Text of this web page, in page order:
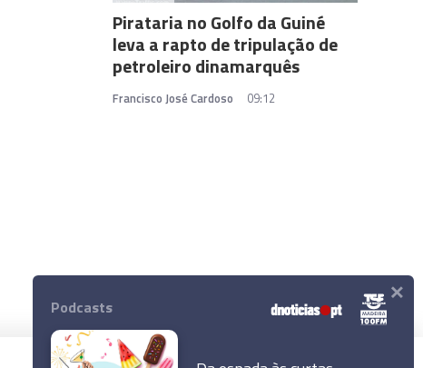
Pirataria no Golfo da Guiné
leva a rapto de tripulação de
petroleiro dinamarquês
Francisco José Cardoso 09:12
Podcasts ×